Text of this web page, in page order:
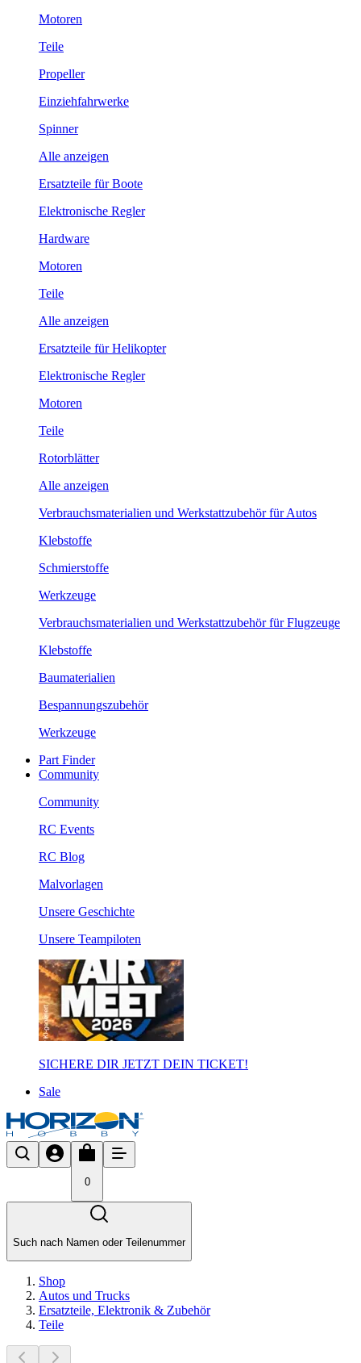
Motoren
Teile
Propeller
Einziehfahrwerke
Spinner
Alle anzeigen
Ersatzteile für Boote
Elektronische Regler
Hardware
Motoren
Teile
Alle anzeigen
Ersatzteile für Helikopter
Elektronische Regler
Motoren
Teile
Rotorblätter
Alle anzeigen
Verbrauchsmaterialien und Werkstattzubehör für Autos
Klebstoffe
Schmierstoffe
Werkzeuge
Verbrauchsmaterialien und Werkstattzubehör für Flugzeuge
Klebstoffe
Baumaterialien
Bespannungszubehör
Werkzeuge
Part Finder
Community
Community
RC Events
RC Blog
Malvorlagen
Unsere Geschichte
Unsere Teampiloten
SICHERE DIR JETZT DEIN TICKET!
Sale
0
Such nach Namen oder Teilenummer
Shop
Autos und Trucks
Ersatzteile, Elektronik & Zubehör
Teile